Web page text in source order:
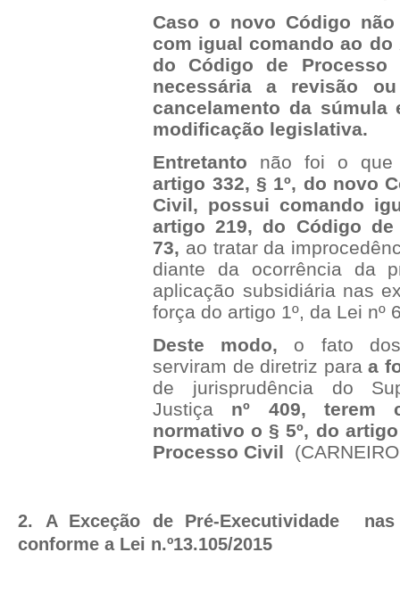
Caso o novo Código
com igual comando ao do
do Código de
necessária a revisão
cancelamento da súmula
modificação legislativa.
Entretanto não foi o que
artigo 332, § 1º, do novo
Civil, possui comando
artigo 219, do Código
73, ao tratar da
diante da ocorrência da
aplicação subsidiária nas
força do artigo 1º, da Lei nº
Deste modo, o fato
serviram de diretriz paraa
de jurisprudência do
Justiça nº 409, terem
normativo o § 5º, do
Processo Civil
2. A Exceção de Pré-Executividade
conforme a Lei n.º13.105/2015